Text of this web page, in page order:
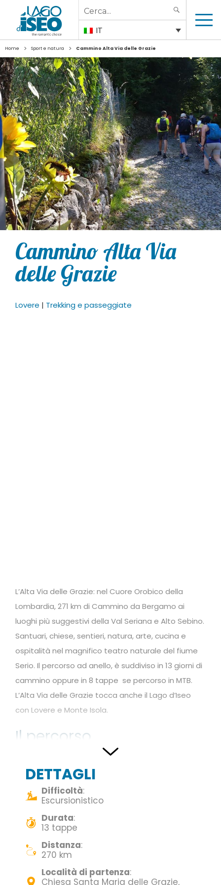
Search
for:
IT
Home > Sport e natura > Cammino Alta Via delle Grazie
Cammino Alta Via
delle Grazie
Lovere | Trekking e passeggiate
L’Alta Via delle Grazie: nel Cuore Orobico della
Lombardia, 271 km di Cammino da Bergamo ai
luoghi più suggestivi della Val Seriana e Alto Sebino.
Santuari, chiese, sentieri, natura, arte, cucina e
ospitalità nel magnifico teatro naturale del fiume
Serio. Il percorso ad anello, è suddiviso in 13 giorni di
cammino oppure in 8 tappe se percorso in MTB.
L’Alta Via delle Grazie tocca anche il Lago d’Iseo
con Lovere e Monte Isola.
Il percorso
Il progetto Alta Via delle Grazie, realizzato con il
concorso generoso di diversi volontari,
assolutamente libero da ogni finalità di profitto,
persegue lo scopo di scoprire e valorizzare un
territorio della Lombardia particolarmente ricco di
molteplici e straordinarie attrattive, il tutto
racchiuso in un giro ad anello, che tocca la città
di Bergamo, la Valle Seriana e l’Alto Sebino con
il Lago d’Iseo.
DETTAGLI
Difficoltà:
Escursionistico
Durata:
13 tappe
Distanza:
270 km
Località di partenza:
Chiesa Santa Maria delle Grazie,